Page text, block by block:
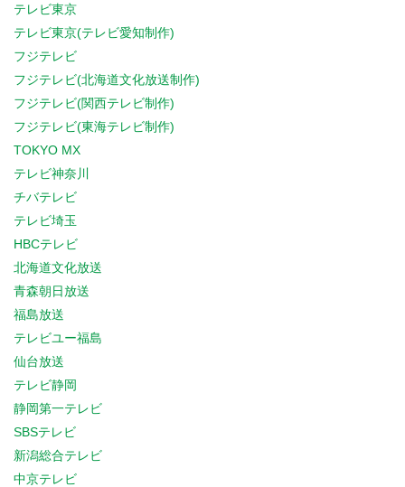
テレビ東京
テレビ東京(テレビ愛知制作)
フジテレビ
フジテレビ(北海道文化放送制作)
フジテレビ(関西テレビ制作)
フジテレビ(東海テレビ制作)
TOKYO MX
テレビ神奈川
チバテレビ
テレビ埼玉
HBCテレビ
北海道文化放送
青森朝日放送
福島放送
テレビユー福島
仙台放送
テレビ静岡
静岡第一テレビ
SBSテレビ
新潟総合テレビ
中京テレビ